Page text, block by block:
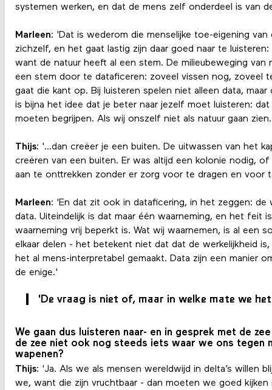
systemen werken, en dat de mens zelf onderdeel is van
Marleen: 'Dat is wederom die menselijke toe-eigening van
zichzelf, en het gaat lastig zijn daar goed naar te
want de natuur heeft al een stem. De milieubeweging
een stem door te dataficeren: zoveel vissen nog, zoveel
gaat die kant op. Bij luisteren spelen niet alleen data,
is bijna het idee dat je beter naar jezelf moet luisteren:
moeten begrijpen. Als wij onszelf niet als natuur gaan
Thijs: '...dan creëer je een buiten. De uitwassen van het
creëren van een buiten. Er was altijd een kolonie nodig,
aan te onttrekken zonder er zorg voor te dragen en voor
Marleen: 'En dat zit ook in dataficering, in het zeggen: de
data. Uiteindelijk is dat maar één waarneming, en het feit
waarneming vrij beperkt is. Wat wij waarnemen, is al een
elkaar delen - het betekent niet dat dat de werkelijkheid
het al mens-interpretabel gemaakt. Data zijn een manier
de enige.'
'De vraag is niet of, maar in welke mate we
We gaan dus luisteren naar- en in gesprek met de
de zee niet ook nog steeds iets waar we ons tegen
wapenen?
Thijs: 'Ja. Als we als mensen wereldwijd in delta’s willen
we, want die zijn vruchtbaar - dan moeten we goed